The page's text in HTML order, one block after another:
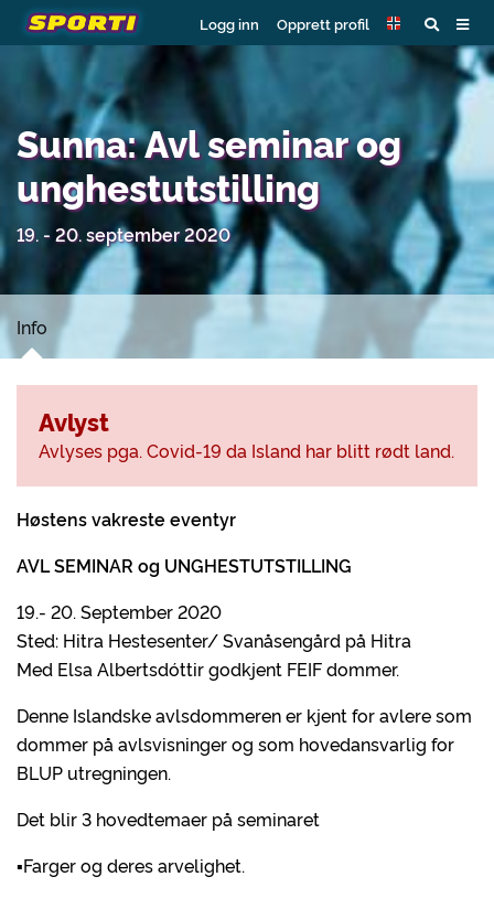
Logg inn Opprett profil
Sunna: Avl seminar og
unghestutstilling
19. - 20. september 2020
Info
Høstens vakreste eventyr
AVL SEMINAR og UNGHESTUTSTILLING
19.- 20. September 2020
Sted: Hitra Hestesenter/ Svanåsengård på Hitra
Med Elsa Albertsdóttir godkjent FEIF dommer.
Denne Islandske avlsdommeren er kjent for avlere som
dommer på avlsvisninger og som hovedansvarlig for
BLUP utregningen.
Det blir 3 hovedtemaer på seminaret
▪︎Farger og deres arvelighet.
Avlyst
Avlyses pga. Covid-19 da Island har blitt rødt land.